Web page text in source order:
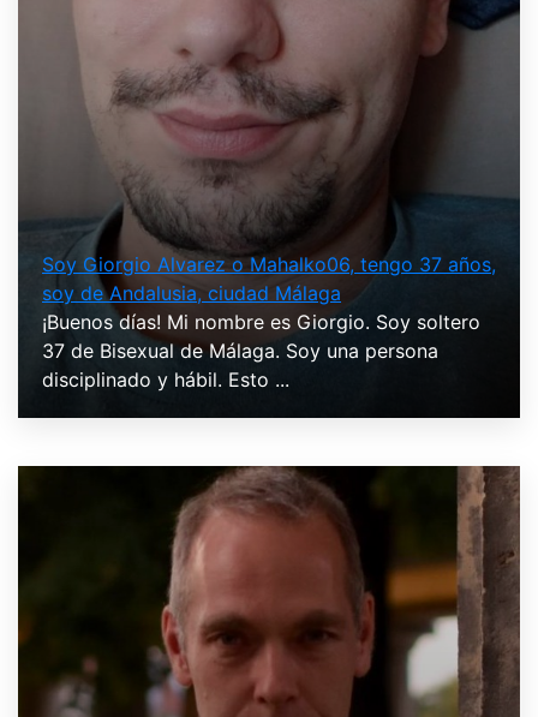
Soy Giorgio Alvarez o Mahalko06, tengo 37 años,
soy de Andalusia, ciudad Málaga
¡Buenos días! Mi nombre es Giorgio. Soy soltero
37 de Bisexual de Málaga. Soy una persona
disciplinado y hábil. Esto ...